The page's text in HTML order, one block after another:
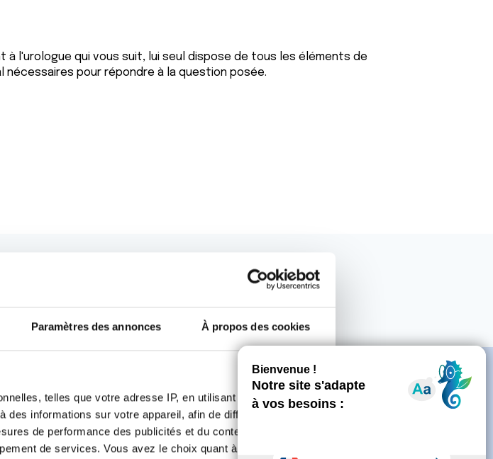
Paramètres des annonces À propos des cookies
telles que votre adresse IP, en utilisant des
informations sur votre appareil, afin de diffuser des
de performance des publicités et du contenu, ainsi que de
de services. Vous avez le choix quant à l'utilisation de
à l'urologue qui vous suit, lui seul dispose de tous les éléments de
nécessaires pour répondre à la question posée.